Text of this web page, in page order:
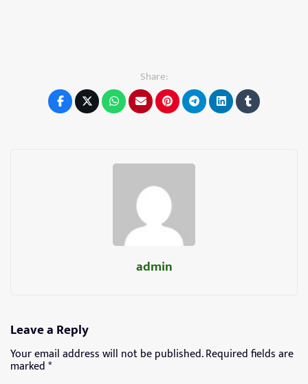
Share:
admin
Leave a Reply
Your email address will not be published.Required fields are
marked*